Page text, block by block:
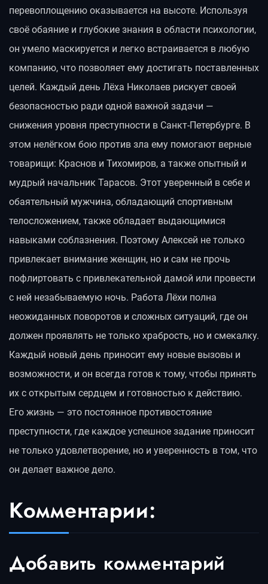
перевоплощению оказывается на высоте. Используя
своё обаяние и глубокие знания в области психологии,
он умело маскируется и легко встраивается в любую
компанию, что позволяет ему достигать поставленных
целей. Каждый день Лёха Николаев рискует своей
безопасностью ради одной важной задачи —
снижения уровня преступности в Санкт-Петербурге. В
этом нелёгком бою против зла ему помогают верные
товарищи: Краснов и Тихомиров, а также опытный и
мудрый начальник Тарасов. Этот уверенный в себе и
обаятельный мужчина, обладающий спортивным
телосложением, также обладает выдающимися
навыками соблазнения. Поэтому Алексей не только
привлекает внимание женщин, но и сам не прочь
пофлиртовать с привлекательной дамой или провести
с ней незабываемую ночь. Работа Лёхи полна
неожиданных поворотов и сложных ситуаций, где он
должен проявлять не только храбрость, но и смекалку.
Каждый новый день приносит ему новые вызовы и
возможности, и он всегда готов к тому, чтобы принять
их с открытым сердцем и готовностью к действию.
Его жизнь — это постоянное противостояние
преступности, где каждое успешное задание приносит
не только удовлетворение, но и уверенность в том, что
он делает важное дело.
Комментарии:
Добавить комментарий